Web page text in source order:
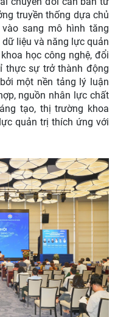
truyền thống dựa chủ
sang mô hình tăng
liệu và năng lực quản
học công nghệ, đổi
thực sự trở thành động
một nền tảng lý luận
nguồn nhân lực chất
tạo, thị trường khoa
quản trị thích ứng với